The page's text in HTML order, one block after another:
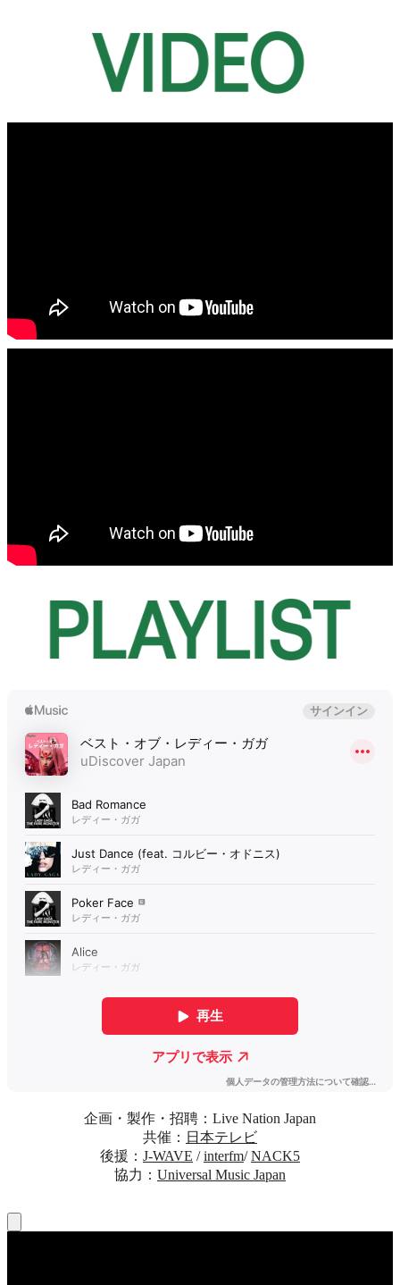
企画・製作・招聘：Live Nation Japan
共催： 日本テレビ
後援： J-WAVE /interfm/ NACK5
協力： Universal Music Japan